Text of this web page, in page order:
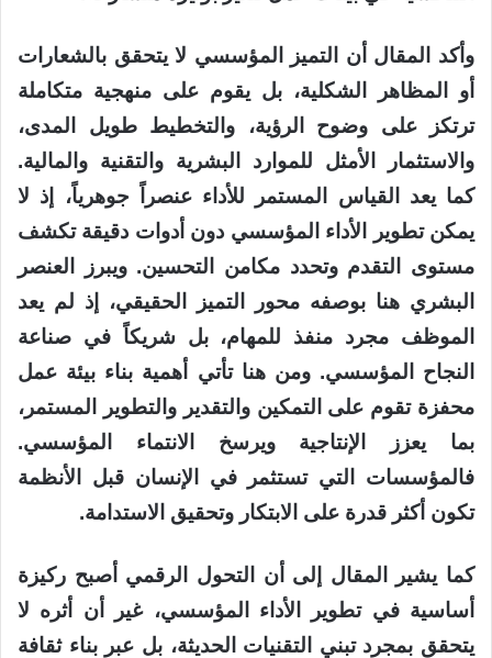
وأكد المقال أن التميز المؤسسي لا يتحقق بالشعارات
أو المظاهر الشكلية، بل يقوم على منهجية متكاملة
ترتكز على وضوح الرؤية، والتخطيط طويل المدى،
والاستثمار الأمثل للموارد البشرية والتقنية والمالية.
كما يعد القياس المستمر للأداء عنصراً جوهرياً، إذ لا
يمكن تطوير الأداء المؤسسي دون أدوات دقيقة تكشف
مستوى التقدم وتحدد مكامن التحسين. ويبرز العنصر
البشري هنا بوصفه محور التميز الحقيقي، إذ لم يعد
الموظف مجرد منفذ للمهام، بل شريكاً في صناعة
النجاح المؤسسي. ومن هنا تأتي أهمية بناء بيئة عمل
محفزة تقوم على التمكين والتقدير والتطوير المستمر،
بما يعزز الإنتاجية ويرسخ الانتماء المؤسسي.
فالمؤسسات التي تستثمر في الإنسان قبل الأنظمة
تكون أكثر قدرة على الابتكار وتحقيق الاستدامة.
كما يشير المقال إلى أن التحول الرقمي أصبح ركيزة
أساسية في تطوير الأداء المؤسسي، غير أن أثره لا
يتحقق بمجرد تبني التقنيات الحديثة، بل عبر بناء ثقافة